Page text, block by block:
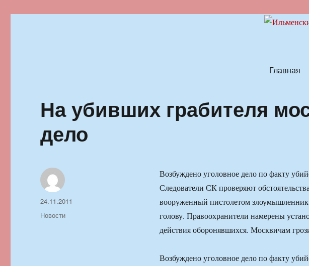
Главная
На убивших грабителя
дело
Возбуждено уголовное дело по факту
Следователи СК проверяют
вооруженный пистолетом злоумышленник
голову. Правоохранители намерены
действия оборонявшихся. Москвичам
Возбуждено уголовное дело по факту
Автор
Опубликовано
24.11.2011
Рубрики
Новости